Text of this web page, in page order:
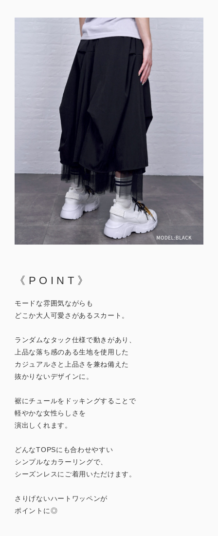
《POINT》
モードな雰囲気ながらも
どこか大人可愛さがあるスカート。
ランダムなタック仕様で動きがあり、
上品な落ち感のある生地を使用した
カジュアルさと上品さを兼ね備えた
抜かりないデザインに。
裾にチュールをドッキングすることで
軽やかな女性らしさを
演出しくれます。
どんなTOPSにも合わせやすい
シンプルなカラーリングで、
シーズンレスにご着用いただけます。
さりげないハートワッペンが
ポイントに◎